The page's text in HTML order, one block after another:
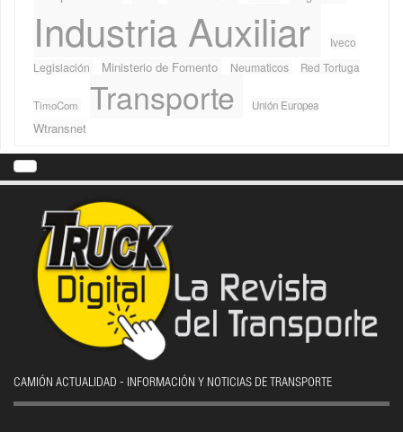
Industria Auxiliar
Iveco
Legislación
Ministerio de Fomento Neumaticos Red Tortuga
TimoCom Transporte Unión Europea
Wtransnet
CAMIÓN ACTUALIDAD - INFORMACIÓN Y NOTICIAS DE TRANSPORTE